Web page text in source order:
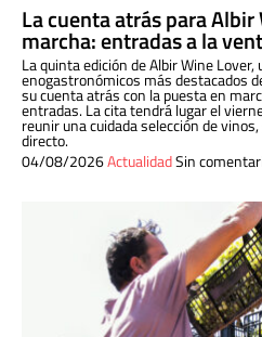
La cuenta atrás para
marcha: entradas a la
La quinta edición de Albir Wine
enogastronómicos más destacados
su cuenta atrás con la puesta en
entradas. La cita tendrá lugar el
reunir una cuidada selección de
directo.
04/08/2026ActualidadSin